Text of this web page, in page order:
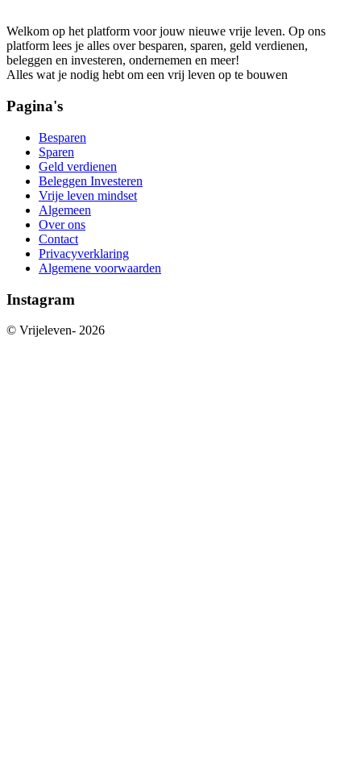
Welkom op het platform voor jouw nieuwe vrije leven. Op ons
platform lees je alles over besparen, sparen, geld verdienen,
beleggen en investeren, ondernemen en meer!
Alles wat je nodig hebt om een vrij leven op te bouwen
Pagina's
Besparen
Sparen
Geld verdienen
Beleggen Investeren
Vrije leven mindset
Algemeen
Over ons
Contact
Privacyverklaring
Algemene voorwaarden
Instagram
© Vrijeleven- 2026